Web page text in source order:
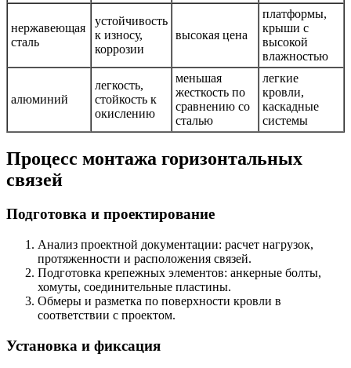
нержавеющая
сталь
устойчивость
к износу,
коррозии
высокая цена
платформы,
крыши с
высокой
влажностью
алюминий
легкость,
стойкость к
окислению
меньшая
жесткость по
сравнению со
сталью
легкие
кровли,
каскадные
системы
Процесс монтажа горизонтальных
связей
Подготовка и проектирование
Анализ проектной документации: расчет нагрузок,
протяженности и расположения связей.
Подготовка крепежных элементов: анкерные болты,
хомуты, соединительные пластины.
Обмеры и разметка по поверхности кровли в
соответствии с проектом.
Установка и фиксация